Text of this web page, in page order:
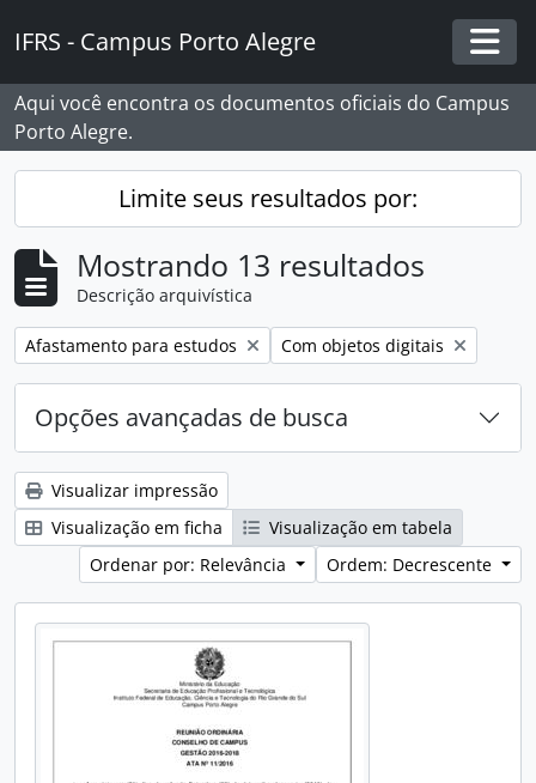
IFRS - Campus Porto Alegre
Aqui você encontra os documentos oficiais do Campus
Porto Alegre.
Limite seus resultados por:
Mostrando 13 resultados
Descrição arquivística
Remover filtro:
Afastamento para estudos Remover filtro:
Com objetos digitais
Opções avançadas de busca
Visualizar impressão
Visualização em ficha
Visualização em tabela
Ordenar por: Relevância
Ordem: Decrescente